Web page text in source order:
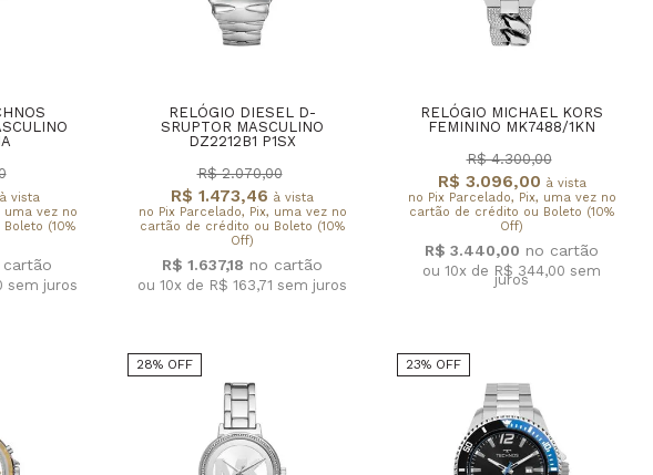
à vista
uma vez no
(10%
sem juros
RELÓGIO DIESEL D-
SRUPTOR MASCULINO
DZ2212B1 P1SX
R$ 1.473,46 à vista
no Pix Parcelado, Pix, uma vez no
cartão de crédito ou Boleto (10%
Off)
R$ 2.070,00
R$ 1.637,18
ou 10x de R$ 163,71 sem juros
RELÓGIO MICHAEL KORS
FEMININO MK7488/1KN
R$ 3.096,00 à vista
no Pix Parcelado, Pix, uma vez no
cartão de crédito ou Boleto (10%
Off)
R$ 4.300,00
R$ 3.440,00
ou 10x de R$ 344,00 sem
juros
28% OFF 23% OFF